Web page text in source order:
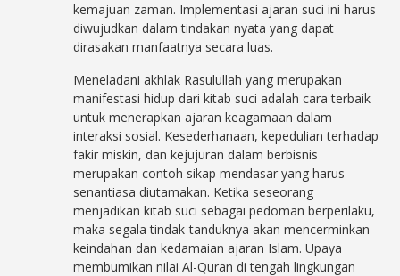
kemajuan zaman. Implementasi ajaran suci ini harus
diwujudkan dalam tindakan nyata yang dapat
dirasakan manfaatnya secara luas.
Meneladani akhlak Rasulullah yang merupakan
manifestasi hidup dari kitab suci adalah cara terbaik
untuk menerapkan ajaran keagamaan dalam
interaksi sosial. Kesederhanaan, kepedulian terhadap
fakir miskin, dan kejujuran dalam berbisnis
merupakan contoh sikap mendasar yang harus
senantiasa diutamakan. Ketika seseorang
menjadikan kitab suci sebagai pedoman berperilaku,
maka segala tindak-tanduknya akan mencerminkan
keindahan dan kedamaian ajaran Islam. Upaya
membumikan nilai Al-Quran di tengah lingkungan